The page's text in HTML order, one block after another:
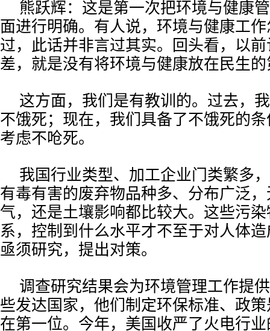
熊跃辉：这是第一次把环境与健康
面进行明确。有人说，环境与健康工
过，此话并非言过其实。回头看，以
差，就是没有将环境与健康放在民生
这方面，我们是有教训的。过去，
不饿死；现在，我们具备了不饿死的
考虑不呛死。
我国行业类型、加工企业门类繁多
有毒有害的废弃物品种多、分布广泛
气，还是土壤影响都比较大。这些污
系，控制到什么水平才不至于对人体
亟须研究，提出对策。
调查研究结果会为环境管理工作提
些发达国家，他们制定环保标准、政
在第一位。今年，美国收严了火电行